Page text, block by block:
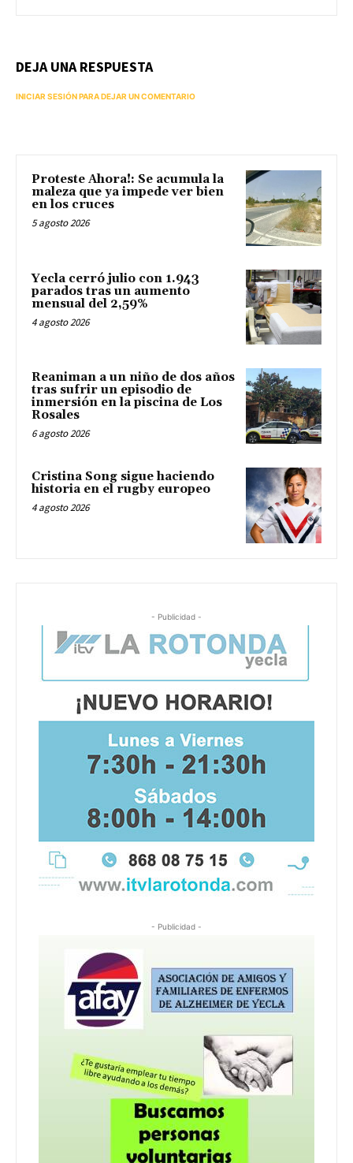
DEJA UNA RESPUESTA
INICIAR SESIÓN PARA DEJAR UN COMENTARIO
Proteste Ahora!: Se acumula la
maleza que ya impede ver bien
en los cruces
5 agosto 2026
Yecla cerró julio con 1.943
parados tras un aumento
mensual del 2,59%
4 agosto 2026
Reaniman a un niño de dos años
tras sufrir un episodio de
inmersión en la piscina de Los
Rosales
6 agosto 2026
Cristina Song sigue haciendo
historia en el rugby europeo
4 agosto 2026
- Publicidad -
- Publicidad -